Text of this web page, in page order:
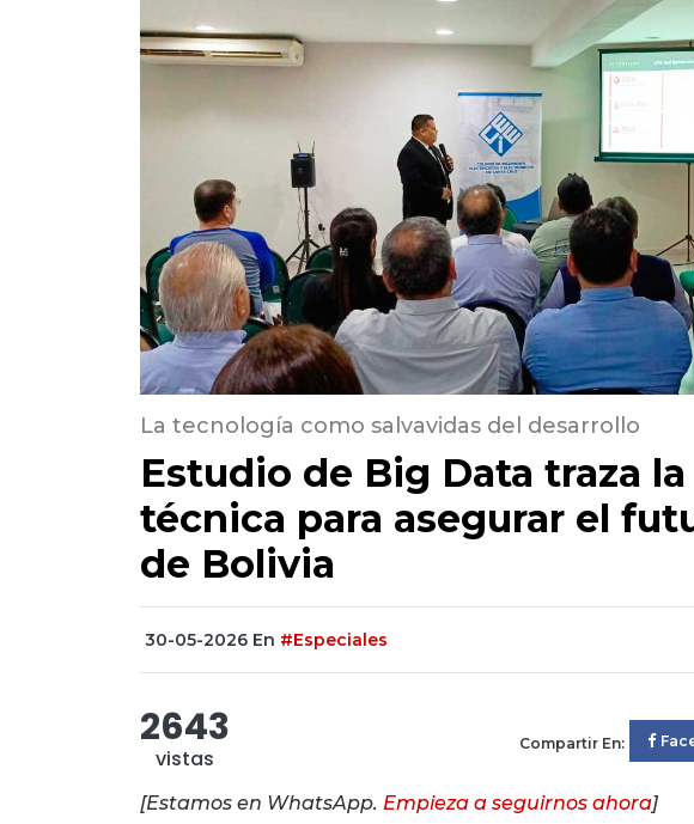
La tecnología como salvavidas del desarrollo
Estudio de Big Data traza
técnica para asegurar el
de Bolivia
30-05-2026 En #Especiales
2643
vistas
Compartir En:
[Estamos en WhatsApp. Empieza a seguirnos ahora]